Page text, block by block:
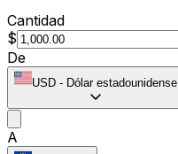
Cantidad
$
De
USD - Dólar estadounidense
A